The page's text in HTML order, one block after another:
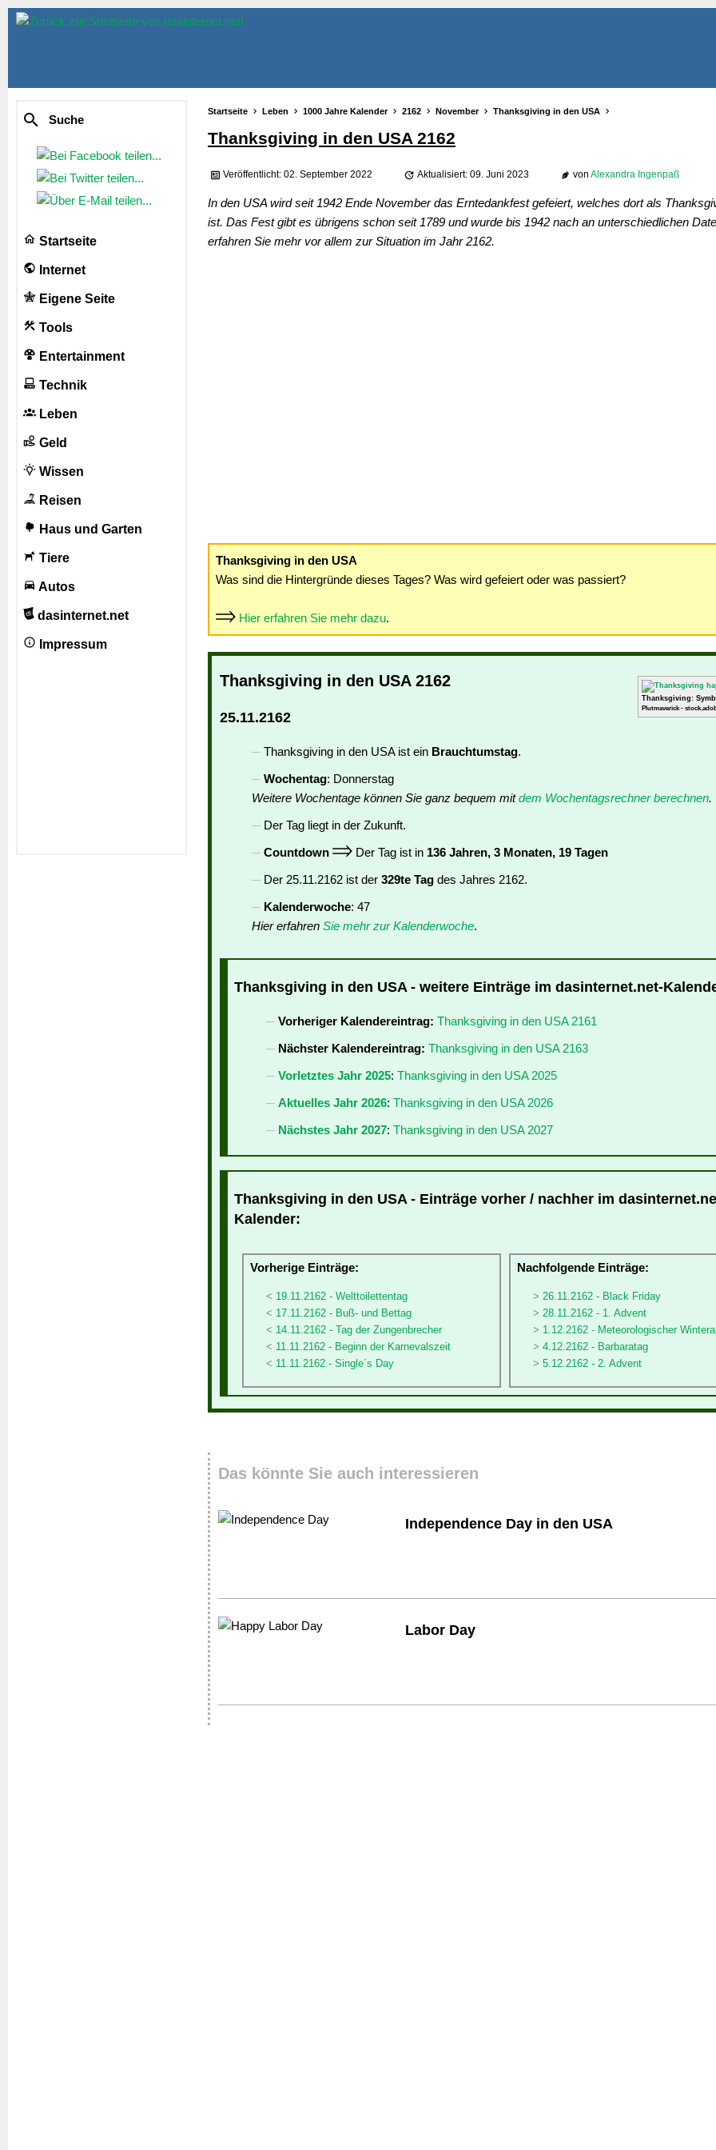
Suche
Startseite
Internet
Eigene Seite
Tools
Entertainment
Technik
Leben
Geld
Wissen
Reisen
Haus und Garten
Tiere
Autos
dasinternet.net
Impressum
Startseite Leben 1000 Jahre Kalender 2162 November Thanksgiving in den USA
Thanksgiving in den USA 2162
Veröffentlicht: 02. September 2022 Aktualisiert: 09. Juni 2023 von Alexandra Ingenpaß
In den USA wird seit 1942 Ende November das Erntedankfest gefeiert, welches dort als
ist. Das Fest gibt es übrigens schon seit 1789 und wurde bis 1942 nach an unterschiedlichen
erfahren Sie mehr vor allem zur Situation im Jahr 2162.
Thanksgiving in den USA
Was sind die Hintergründe dieses Tages? Was wird gefeiert oder was passiert?
Hier erfahren Sie mehr dazu.
Thanksgiving:
Plutmaverick -
Thanksgiving in den USA 2162
25.11.2162
Thanksgiving in den USA ist ein Brauchtumstag.
Wochentag: Donnerstag
Weitere Wochentage können Sie ganz bequem mitdem Wochentagsrechner berechnen.
Der Tag liegt in der Zukunft.
Countdown
Der Tag ist in 136 Jahren, 3 Monaten, 19 Tagen
Der 25.11.2162 ist der 329te Tag des Jahres 2162.
Kalenderwoche: 47
Hier erfahren Sie mehr zur Kalenderwoche.
Thanksgiving in den USA - weitere Einträge im dasinternet.net-
Vorheriger Kalendereintrag: Thanksgiving in den USA 2161
Nächster Kalendereintrag: Thanksgiving in den USA 2163
Vorletztes Jahr 2025: Thanksgiving in den USA 2025
Aktuelles Jahr 2026: Thanksgiving in den USA 2026
Nächstes Jahr 2027: Thanksgiving in den USA 2027
Thanksgiving in den USA - Einträge vorher / nachher im
Kalender:
Vorherige Einträge:
19.11.2162 - Welttoilettentag
17.11.2162 - Buß- und Bettag
14.11.2162 - Tag der Zungenbrecher
11.11.2162 - Beginn der Karnevalszeit
11.11.2162 - Single´s Day
Nachfolgende Einträge:
26.11.2162 - Black Friday
28.11.2162 - 1. Advent
1.12.2162 - Meteorologischer
4.12.2162 - Barbaratag
5.12.2162 - 2. Advent
Das könnte Sie auch interessieren
Independence Day in den USA
Labor Day